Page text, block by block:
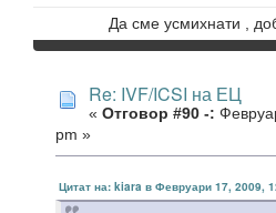
Да сме усмихнати ,
Re: IVF/ICSI на ЕЦ
« Отговор #90 -:
pm »
Цитат на: kiara в Февруари 17, 2009,